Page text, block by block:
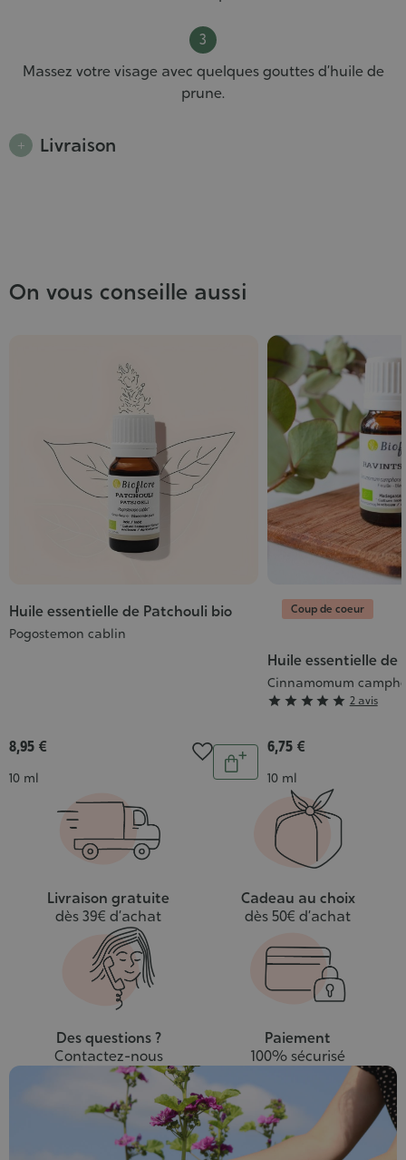
Massez votre visage avec quelques gouttes d’huile de
prune.
Livraison
On vous conseille aussi
Huile essentielle de Patchouli bio
Pogostemon cablin
8,95 €
Contenance
10 ml
Quantité
Ajouter
panier
Coup de coeur
Huile essentielle de
Cinnamomum
Grade
5/5
     2 avis
6,75 €
Contenance
10 ml
Livraison gratuite
dès 39€ d’achat
Cadeau au choix
dès 50€ d’achat
Des questions ?
Contactez-nous
Paiement
100% sécurisé